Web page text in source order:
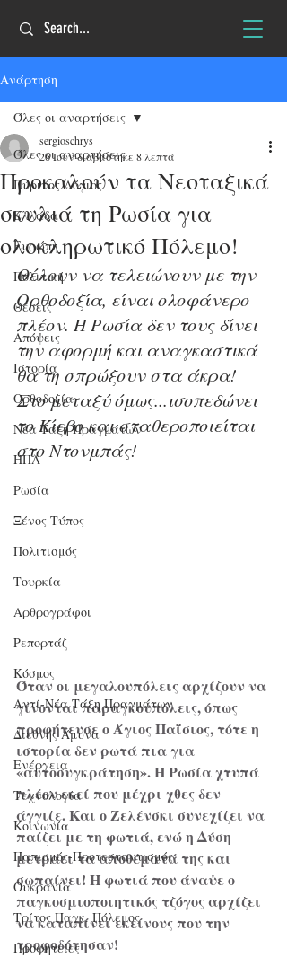
Ανάρτηση
Όλες οι αναρτήσεις
Πύρινος Λόγιος
Ελλάδα
Ευρώπη
Πολιτική
Θέσεις
Απόψεις
Ιστορία
Ορθοδοξία
Νέα Τάξη Πραγμάτων
ΗΠΑ
Ρωσία
Ξένος Τύπος
Πολιτισμός
Τουρκία
Αρθρογράφοι
Ρεπορτάζ
Κόσμος
Αντί-Νέα Τάξη Πραγμάτων
Διεθνής Άμυνα
Ενέργεια
Τεχνολογία
Κοινωνία
Παπισμός-Προτεσταντισμός
Ουκρανία
Τρίτος Παγκ. Πόλεμος
Προφητείες
Όλες οι αναρτήσεις
Προκαλούν τα Νεοταξικά
σκυλιά τη Ρωσία για
ολοκληρωτικό Πόλεμο!
sergioschrys
26 Ιουν διαβάστηκε 8 λεπτά
Θέλουν να τελειώνουν με την
Ορθοδοξία, είναι ολοφάνερο
πλέον. Η Ρωσία δεν τους δίνει
την αφορμή και αναγκαστικά
θα τη σπρώξουν στα άκρα!
Στο μεταξύ όμως...ισοπεδώνει
το Κίεβο και σταθεροποιείται
στο Ντονμπάς!
Όταν οι μεγαλουπόλεις αρχίζουν να
γίνονται παραγκουπόλεις, όπως
προφήτευσε ο Άγιος Παΐσιος, τότε η
ιστορία δεν ρωτά πια για
«αυτοσυγκράτηση». Η Ρωσία χτυπά
πλέον εκεί που μέχρι χθες δεν
άγγιζε. Και ο Ζελένσκι συνεχίζει να
παίζει με τη φωτιά, ενώ η Δύση
μετράει τα αποθέματά της και
σωπαίνει! Η φωτιά που άναψε ο
παγκοσμιοποιητικός τζόγος αρχίζει
να καταπίνει εκείνους που την
τροφοδότησαν!